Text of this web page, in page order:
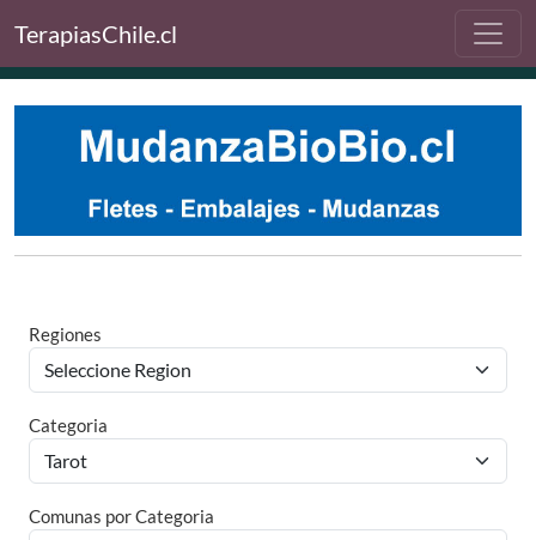
TerapiasChile.cl
Regiones
Categoria
Comunas por Categoria